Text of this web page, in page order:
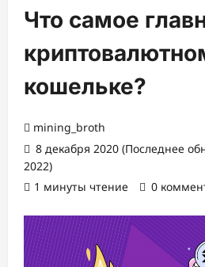
Что самое
кошельке?
mining_broth
8 декабря 2020 (Последнее
2022)
1 минуты чтение
0